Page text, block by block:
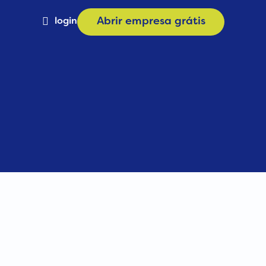
login Abrir empresa grátis